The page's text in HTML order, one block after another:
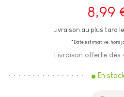
8,99
Livraison au plus tard le
*Date estimative, hors
Livraison offerte
En